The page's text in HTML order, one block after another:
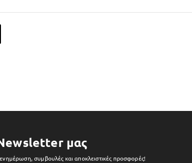
μας
συμβουλές και αποκλειστικές προσφορές!